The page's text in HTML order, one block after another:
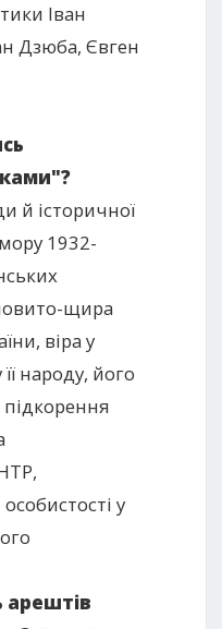
Іван
Дзюба, Євген
й історичної
1932-
щира
віра у
народу, його
підкорення
у
арештів